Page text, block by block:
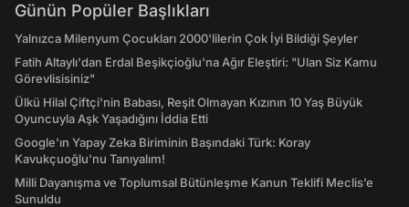
Günün Popüler Başlıkları
Yalnızca Milenyum Çocukları 2000'lilerin Çok İyi Bildiği Şeyler
Fatih Altaylı'dan Erdal Beşikçioğlu'na Ağır Eleştiri: "Ulan Siz Kamu
Görevlisisiniz"
Ülkü Hilal Çiftçi'nin Babası, Reşit Olmayan Kızının 10 Yaş Büyük
Oyuncuyla Aşk Yaşadığını İddia Etti
Google'ın Yapay Zeka Biriminin Başındaki Türk: Koray
Kavukçuoğlu'nu Tanıyalım!
Milli Dayanışma ve Toplumsal Bütünleşme Kanun Teklifi Meclis’e
Sunuldu